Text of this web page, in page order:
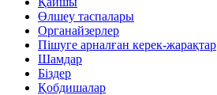
Өлшеу таспалары
Органайзерлер
Пішуге арналған керек-жарақтар
Шамдар
Біздер
Қобдишалар